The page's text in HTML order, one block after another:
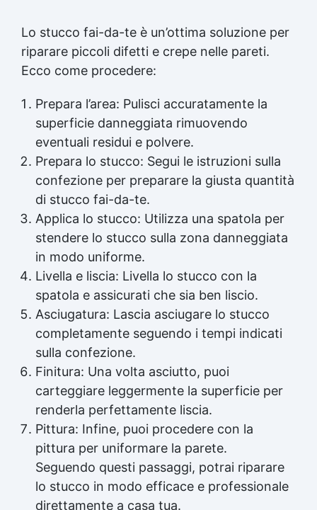
l’adesione. Non serve asciugare la superficie: il
prodotto catalizza anche in acqua. Dopo
l’indurimento è resistente a cloro, calcare e
detergenti. ❓ FAQ 👉 Posso usarlo per
incollare una piastrella staccata sul fondo
piscina? Sì, è progettato proprio per
applicazioni subacquee dirette. 👉 Resiste al
cloro? Sì, è formulato per l’uso in piscine e
ambienti trattati con cloro. 👉 Serve un primer
prima dell’applicazione? No, basta pulire la
superficie e applicare direttamente lo stucco.
🏁 Perfetto per Piscine e spa Bordi vasca e
docce Centri benessere e hotel Manutentori e
installatori di rivestimenti ceramici
Lo stucco fai-da-te è un’ottima soluzione per
riparare piccoli difetti e crepe nelle pareti.
Ecco come procedere:
Prepara l’area: Pulisci accuratamente la
superficie danneggiata rimuovendo
eventuali residui e polvere.
Prepara lo stucco: Segui le istruzioni sulla
confezione per preparare la giusta quantità
di stucco fai-da-te.
Applica lo stucco: Utilizza una spatola per
stendere lo stucco sulla zona danneggiata
in modo uniforme.
Livella e liscia: Livella lo stucco con la
spatola e assicurati che sia ben liscio.
Asciugatura: Lascia asciugare lo stucco
completamente seguendo i tempi indicati
sulla confezione.
Finitura: Una volta asciutto, puoi
carteggiare leggermente la superficie per
renderla perfettamente liscia.
Pittura: Infine, puoi procedere con la
pittura per uniformare la parete.
Seguendo questi passaggi, potrai riparare
lo stucco in modo efficace e professionale
direttamente a casa tua.